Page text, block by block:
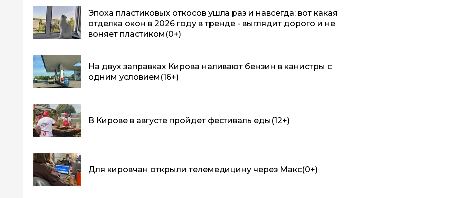
Эпоха пластиковых откосов ушла раз и навсегда: вот какая
отделка окон в 2026 году в тренде - выглядит дорого и не
воняет пластиком (0+)
На двух заправках Кирова наливают бензин в канистры с
одним условием (16+)
В Кирове в августе пройдет фестиваль еды (12+)
Для кировчан открыли телемедицину через Макс(0+)